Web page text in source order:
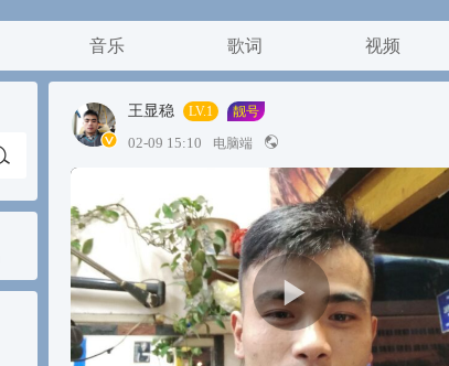
音乐 歌词 视频
王显稳 LV.1 靓号
02-09 15:10 电脑端